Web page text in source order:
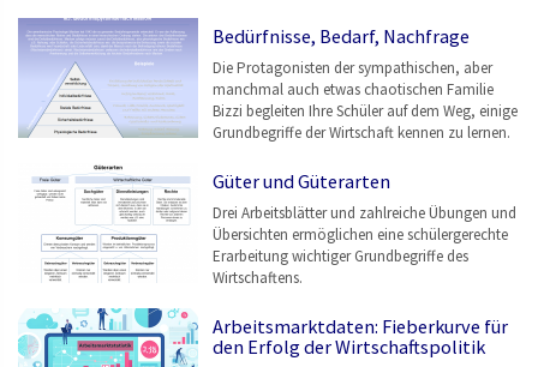
Bedürfnisse, Bedarf, Nachfrage
Die Protagonisten der sympathischen, aber
manchmal auch etwas chaotischen Familie
Bizzi begleiten Ihre Schüler auf dem Weg, einige
Grundbegriffe der Wirtschaft kennen zu lernen.
Güter und Güterarten
Drei Arbeitsblätter und zahlreiche Übungen und
Übersichten ermöglichen eine schülergerechte
Erarbeitung wichtiger Grundbegriffe des
Wirtschaftens.
Arbeitsmarktdaten: Fieberkurve für
den Erfolg der Wirtschaftspolitik